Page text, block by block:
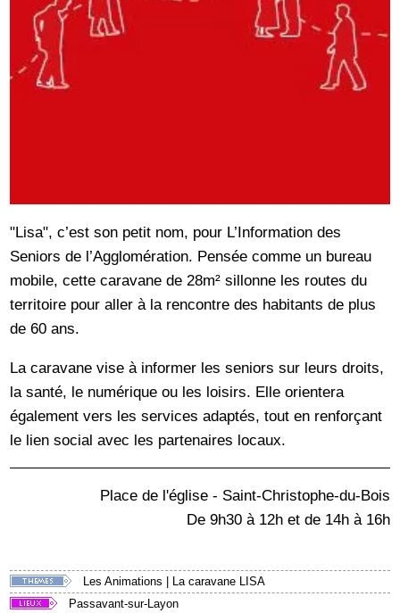
"Lisa", c’est son petit nom, pour L’Information des
Seniors de l’Agglomération. Pensée comme un bureau
mobile, cette caravane de 28m² sillonne les routes du
territoire pour aller à la rencontre des habitants de plus
de 60 ans.
La caravane vise à informer les seniors sur leurs droits,
la santé, le numérique ou les loisirs. Elle orientera
également vers les services adaptés, tout en renforçant
le lien social avec les partenaires locaux.
Place de l'église - Saint-Christophe-du-Bois
De 9h30 à 12h et de 14h à 16h
Les Animations
La caravane LISA
Passavant-sur-Layon